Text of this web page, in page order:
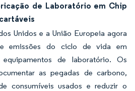
de Laboratório em Chip
Unidos e a União Europeia agora
emissões do ciclo de vida em
de laboratório. Os
as pegadas de carbono,
consumíveis usados e reduzir o